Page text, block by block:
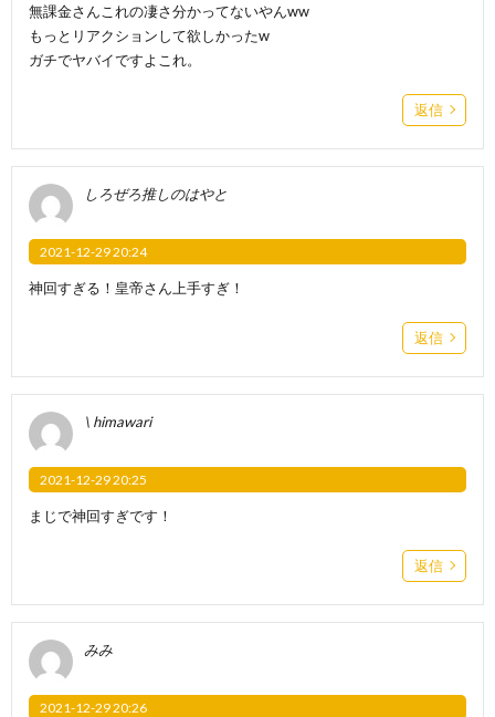
無課金さんこれの凄さ分かってないやんww
もっとリアクションして欲しかったw
ガチでヤバイですよこれ。
返信
しろぜろ推しのはやと
2021-12-29 20:24
神回すぎる！皇帝さん上手すぎ！
返信
\ himawari
2021-12-29 20:25
まじで神回すぎです！
返信
みみ
2021-12-29 20:26